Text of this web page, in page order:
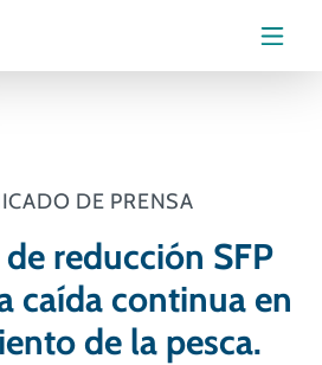
Menú
DE PRENSA
reducción SFP
caída continua en
de la pesca.